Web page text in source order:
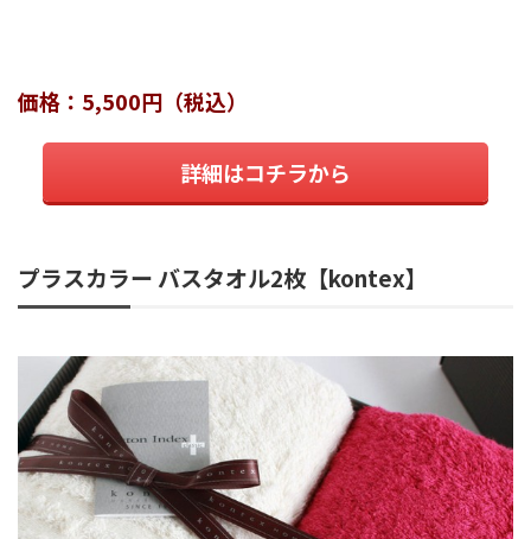
価格：5,500円（税込）
詳細はコチラから
プラスカラー バスタオル2枚【kontex】